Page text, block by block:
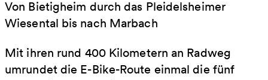
Von Bietigheim durch das Pleidelsheimer
Wiesental bis nach Marbach
Mit ihren rund 400 Kilometern an Radweg
umrundet die E-Bike-Route einmal die fünf